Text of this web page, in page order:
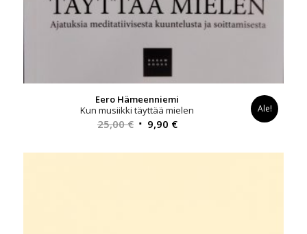
Eero Hämeenniemi
Kun musiikki täyttää mielen
25,00€ Alkuperäinen
oli:
9,90 €Nykyinen
on:
Ale!